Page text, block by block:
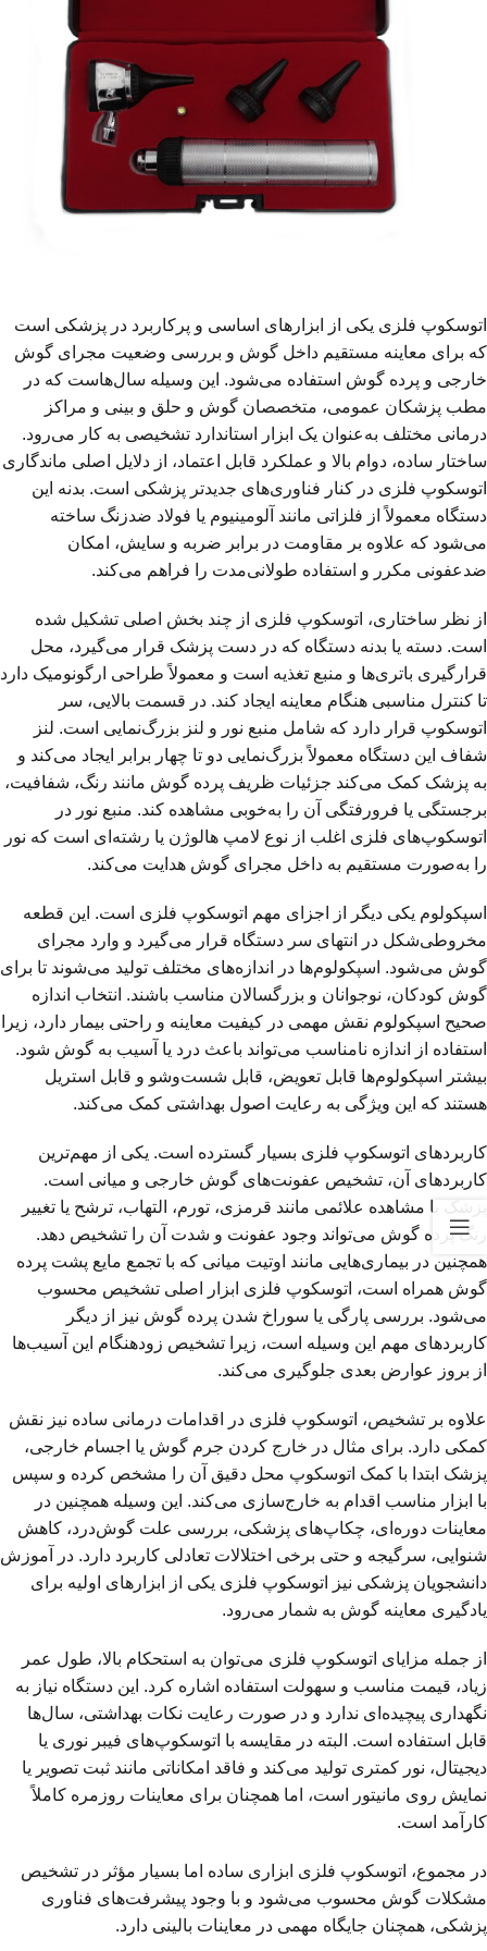
اتوسکوپ فلزی یکی از ابزارهای اساسی و پرکاربرد در پزشکی است
که برای معاینه مستقیم داخل گوش و بررسی وضعیت مجرای گوش
خارجی و پرده گوش استفاده می‌شود. این وسیله سال‌هاست که در
مطب پزشکان عمومی، متخصصان گوش و حلق و بینی و مراکز
درمانی مختلف به‌عنوان یک ابزار استاندارد تشخیصی به کار می‌رود.
ساختار ساده، دوام بالا و عملکرد قابل اعتماد، از دلایل اصلی ماندگاری
اتوسکوپ فلزی در کنار فناوری‌های جدیدتر پزشکی است. بدنه این
دستگاه معمولاً از فلزاتی مانند آلومینیوم یا فولاد ضدزنگ ساخته
می‌شود که علاوه بر مقاومت در برابر ضربه و سایش، امکان
ضدعفونی مکرر و استفاده طولانی‌مدت را فراهم می‌کند.
از نظر ساختاری، اتوسکوپ فلزی از چند بخش اصلی تشکیل شده
است. دسته یا بدنه دستگاه که در دست پزشک قرار می‌گیرد، محل
قرارگیری باتری‌ها و منبع تغذیه است و معمولاً طراحی ارگونومیک دارد
تا کنترل مناسبی هنگام معاینه ایجاد کند. در قسمت بالایی، سر
اتوسکوپ قرار دارد که شامل منبع نور و لنز بزرگ‌نمایی است. لنز
شفاف این دستگاه معمولاً بزرگ‌نمایی دو تا چهار برابر ایجاد می‌کند و
به پزشک کمک می‌کند جزئیات ظریف پرده گوش مانند رنگ، شفافیت،
برجستگی یا فرورفتگی آن را به‌خوبی مشاهده کند. منبع نور در
اتوسکوپ‌های فلزی اغلب از نوع لامپ هالوژن یا رشته‌ای است که نور
را به‌صورت مستقیم به داخل مجرای گوش هدایت می‌کند.
اسپکولوم یکی دیگر از اجزای مهم اتوسکوپ فلزی است. این قطعه
مخروطی‌شکل در انتهای سر دستگاه قرار می‌گیرد و وارد مجرای
گوش می‌شود. اسپکولوم‌ها در اندازه‌های مختلف تولید می‌شوند تا برای
گوش کودکان، نوجوانان و بزرگسالان مناسب باشند. انتخاب اندازه
صحیح اسپکولوم نقش مهمی در کیفیت معاینه و راحتی بیمار دارد، زیرا
استفاده از اندازه نامناسب می‌تواند باعث درد یا آسیب به گوش شود.
بیشتر اسپکولوم‌ها قابل تعویض، قابل شست‌وشو و قابل استریل
هستند که این ویژگی به رعایت اصول بهداشتی کمک می‌کند.
کاربردهای اتوسکوپ فلزی بسیار گسترده است. یکی از مهم‌ترین
کاربردهای آن، تشخیص عفونت‌های گوش خارجی و میانی است.
پزشک با مشاهده علائمی مانند قرمزی، تورم، التهاب، ترشح یا تغییر
رنگ پرده گوش می‌تواند وجود عفونت و شدت آن را تشخیص دهد.
همچنین در بیماری‌هایی مانند اوتیت میانی که با تجمع مایع پشت پرده
گوش همراه است، اتوسکوپ فلزی ابزار اصلی تشخیص محسوب
می‌شود. بررسی پارگی یا سوراخ شدن پرده گوش نیز از دیگر
کاربردهای مهم این وسیله است، زیرا تشخیص زودهنگام این آسیب‌ها
از بروز عوارض بعدی جلوگیری می‌کند.
علاوه بر تشخیص، اتوسکوپ فلزی در اقدامات درمانی ساده نیز نقش
کمکی دارد. برای مثال در خارج کردن جرم گوش یا اجسام خارجی،
پزشک ابتدا با کمک اتوسکوپ محل دقیق آن را مشخص کرده و سپس
با ابزار مناسب اقدام به خارج‌سازی می‌کند. این وسیله همچنین در
معاینات دوره‌ای، چکاپ‌های پزشکی، بررسی علت گوش‌درد، کاهش
شنوایی، سرگیجه و حتی برخی اختلالات تعادلی کاربرد دارد. در آموزش
دانشجویان پزشکی نیز اتوسکوپ فلزی یکی از ابزارهای اولیه برای
یادگیری معاینه گوش به شمار می‌رود.
از جمله مزایای اتوسکوپ فلزی می‌توان به استحکام بالا، طول عمر
زیاد، قیمت مناسب و سهولت استفاده اشاره کرد. این دستگاه نیاز به
نگهداری پیچیده‌ای ندارد و در صورت رعایت نکات بهداشتی، سال‌ها
قابل استفاده است. البته در مقایسه با اتوسکوپ‌های فیبر نوری یا
دیجیتال، نور کمتری تولید می‌کند و فاقد امکاناتی مانند ثبت تصویر یا
نمایش روی مانیتور است، اما همچنان برای معاینات روزمره کاملاً
کارآمد است.
در مجموع، اتوسکوپ فلزی ابزاری ساده اما بسیار مؤثر در تشخیص
مشکلات گوش محسوب می‌شود و با وجود پیشرفت‌های فناوری
پزشکی، همچنان جایگاه مهمی در معاینات بالینی دارد.